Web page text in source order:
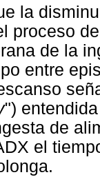
la
proceso
de la
entre
")
de
el